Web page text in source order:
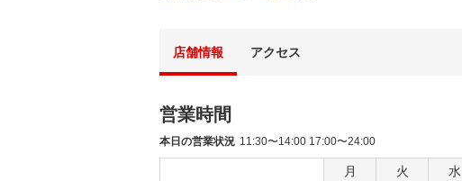
店舗情報 アクセス
営業時間
本日の営業状況 11:30〜14:00 17:00〜24:00
月 火 水